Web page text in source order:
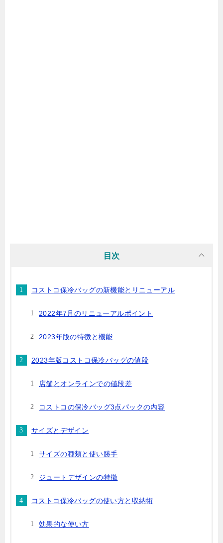
目次
コストコ保冷バッグの新機能とリニューアル
2022年7月のリニューアルポイント
2023年版の特徴と機能
2023年版コストコ保冷バッグの値段
店舗とオンラインでの値段差
コストコの保冷バッグ3点パックの内容
サイズとデザイン
サイズの種類と使い勝手
ジュートデザインの特徴
コストコ保冷バッグの使い方と収納術
効果的な使い方